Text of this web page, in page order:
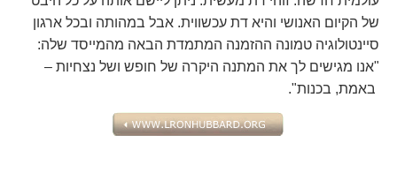
של הקיום האנושי והיא דת עכשווית. אבל במהותה ובכל ארגון
סיינטולוגיה טמונה ההזמנה המתמדת הבאה מהמייסד שלה:
"אנו מגישים לך את המתנה היקרה של חופש ושל נצחיות –
באמת, בכנות".